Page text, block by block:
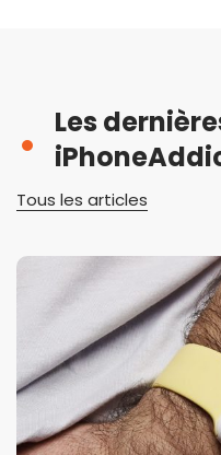
Les
Tous les articles